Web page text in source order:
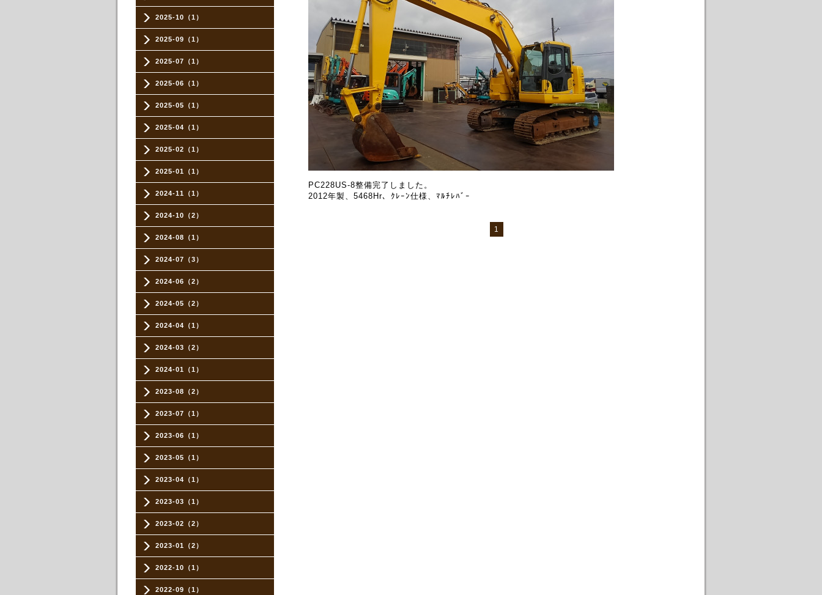
2025-10（1）
2025-09（1）
2025-07（1）
2025-06（1）
2025-05（1）
2025-04（1）
2025-02（1）
2025-01（1）
2024-11（1）
2024-10（2）
2024-08（1）
2024-07（3）
2024-06（2）
2024-05（2）
2024-04（1）
2024-03（2）
2024-01（1）
2023-08（2）
2023-07（1）
2023-06（1）
2023-05（1）
2023-04（1）
2023-03（1）
2023-02（2）
2023-01（2）
2022-10（1）
2022-09（1）
PC228US-8整備完了しました。
2012年製、5468Hr、ｸﾚｰﾝ仕様、ﾏﾙﾁﾚﾊﾞｰ
1